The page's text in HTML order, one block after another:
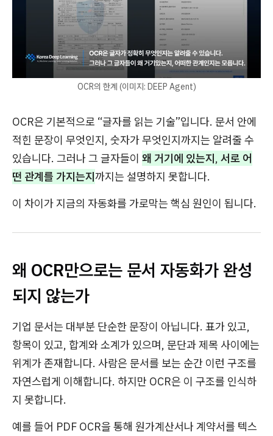
OCR의 한계 (이미지: DEEP Agent)
OCR은 기본적으로 “글자를 읽는 기술”입니다. 문서 안에
적힌 문장이 무엇인지, 숫자가 무엇인지까지는 알려줄 수
있습니다. 그러나 그 글자들이 왜 거기에 있는지, 서로 어
떤 관계를 가지는지까지는 설명하지 못합니다.
이 차이가 지금의 자동화를 가로막는 핵심 원인이 됩니다.
왜 OCR만으로는 문서 자동화가 완성
되지 않는가
기업 문서는 대부분 단순한 문장이 아닙니다. 표가 있고,
항목이 있고, 합계와 소계가 있으며, 문단과 제목 사이에는
위계가 존재합니다. 사람은 문서를 보는 순간 이런 구조를
자연스럽게 이해합니다. 하지만 OCR은 이 구조를 인식하
지 못합니다.
예를 들어 PDF OCR을 통해 원가계산서나 계약서를 텍스